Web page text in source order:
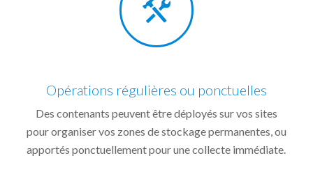
Opérations régulières ou ponctuelles
Des contenants peuvent être déployés sur vos sites
pour organiser vos zones de stockage permanentes, ou
apportés ponctuellement pour une collecte immédiate.